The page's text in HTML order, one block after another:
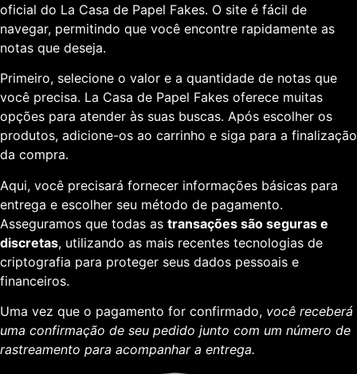
oficial do La Casa de Papel Fakes. O site é fácil de
navegar, permitindo que você encontre rapidamente as
notas que deseja.
Primeiro, selecione o valor e a quantidade de notas que
você precisa. La Casa de Papel Fakes oferece muitas
opções para atender às suas buscas. Após escolher os
produtos, adicione-os ao carrinho e siga para a finalização
da compra.
Aqui, você precisará fornecer informações básicas para
entrega e escolher seu método de pagamento.
Asseguramos que todas as transações são seguras e
discretas, utilizando as mais recentes tecnologias de
criptografia para proteger seus dados pessoais e
financeiros.
Uma vez que o pagamento for confirmado, você receberá
uma confirmação de seu pedido junto com um número de
rastreamento para acompanhar a entrega.